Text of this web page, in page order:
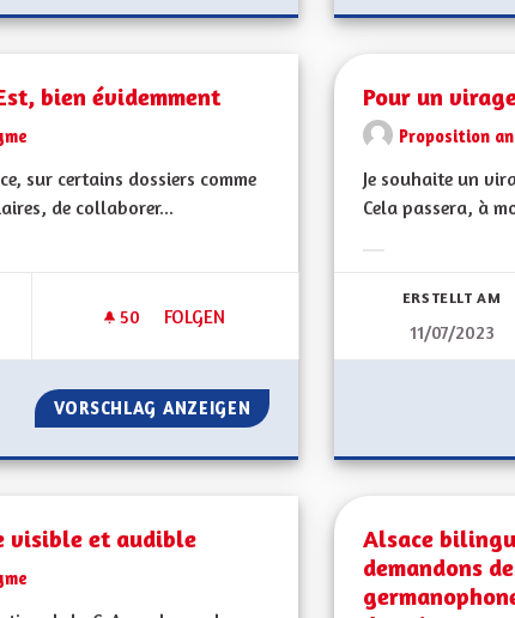
bien évidemment
sur certains dossiers comme
de collaborer...
50 50 FOLLOWER
FOLGEN
SORTIR DU GRAND EST, BIEN ÉVIDEMMENT
VORSCHLAG ANZEIGEN SORTIR DU GRAND EST, BIEN
Pour un
Proposition
Je souhaite un
Cela passera, à
ERSTELLT AM
11/07/2023
visible et audible
Alsace
demandons